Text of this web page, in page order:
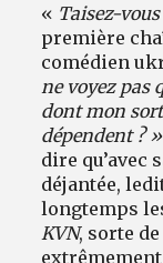
« Taisez-
première
comédien
ne voyez pas
dont mon
dépendent ?
dire qu’avec
déjantée,
longtemps
KVN, sorte